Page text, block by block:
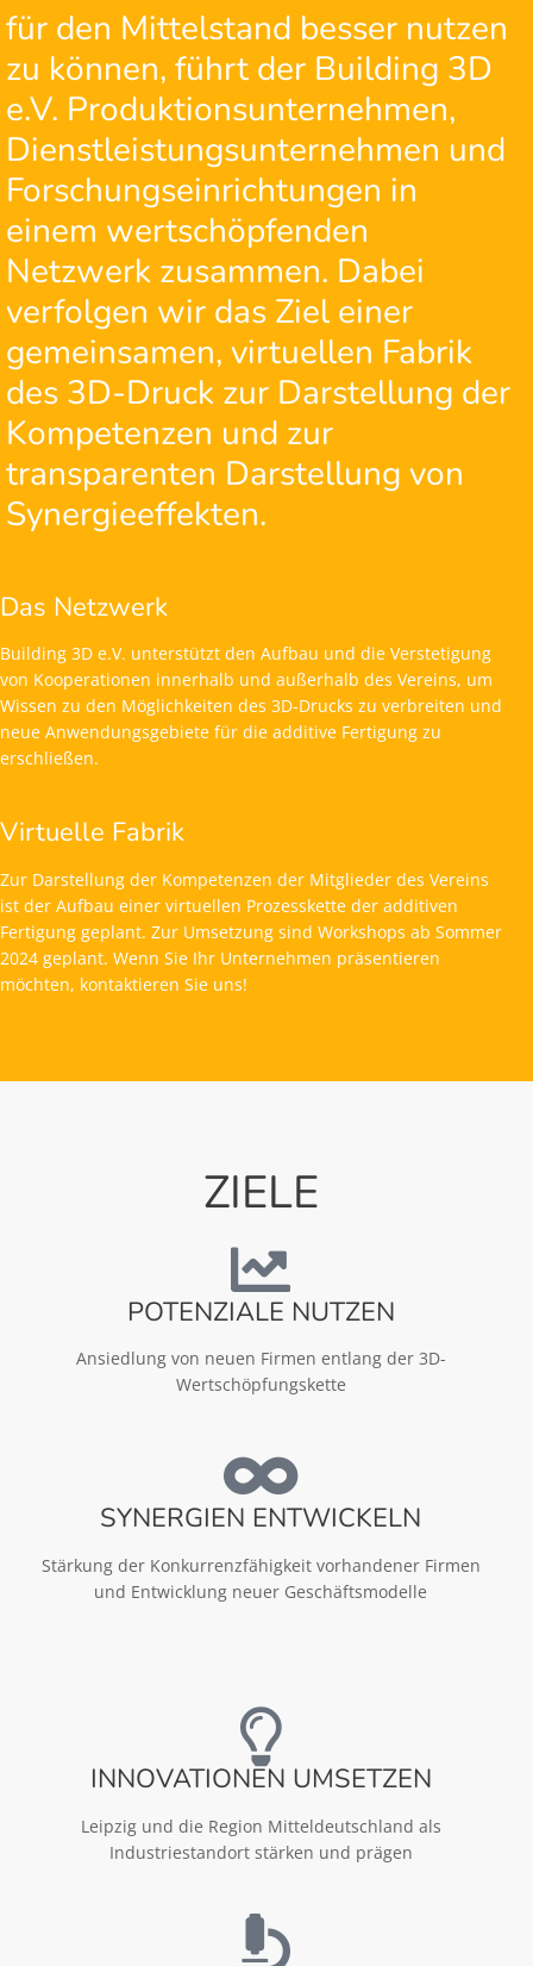
für den Mittelstand besser nutzen
zu können, führt der Building 3D
e.V. Produktionsunternehmen,
Dienstleistungsunternehmen und
Forschungseinrichtungen in
einem wertschöpfenden
Netzwerk zusammen. Dabei
verfolgen wir das Ziel einer
gemeinsamen, virtuellen Fabrik
des 3D-Druck zur Darstellung der
Kompetenzen und zur
transparenten Darstellung von
Synergieeffekten.
Das Netzwerk
Building 3D e.V. unterstützt den Aufbau und die Verstetigung
von Kooperationen innerhalb und außerhalb des Vereins, um
Wissen zu den Möglichkeiten des 3D-Drucks zu verbreiten und
neue Anwendungsgebiete für die additive Fertigung zu
erschließen.
Virtuelle Fabrik
Zur Darstellung der Kompetenzen der Mitglieder des Vereins
ist der Aufbau einer virtuellen Prozesskette der additiven
Fertigung geplant. Zur Umsetzung sind Workshops ab Sommer
2024 geplant. Wenn Sie Ihr Unternehmen präsentieren
möchten, kontaktieren Sie uns!
ZIELE
POTENZIALE NUTZEN
Ansiedlung von neuen Firmen entlang der 3D-
Wertschöpfungskette
SYNERGIEN ENTWICKELN
Stärkung der Konkurrenzfähigkeit vorhandener Firmen
und Entwicklung neuer Geschäftsmodelle
INNOVATIONEN UMSETZEN
Leipzig und die Region Mitteldeutschland als
Industriestandort stärken und prägen